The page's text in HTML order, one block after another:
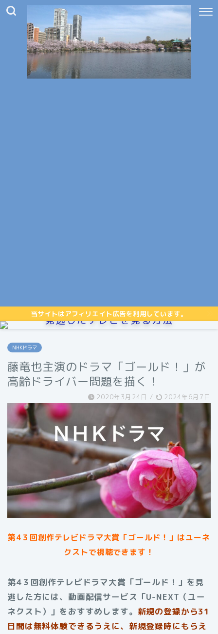
当サイトはアフィリエイト広告を利用しています。
見逃したテレビを見る方法
NHKドラマ
藤竜也主演のドラマ「ゴールド！」が
高齢ドライバー問題を描く！
2020年3月24日 / 2024年6月7日
第4３回創作テレビドラマ大賞「ゴールド！」はユーネ
クストで視聴できます！
第4３回創作テレビドラマ大賞「ゴールド！」を見
逃した方には、動画配信サービス「U-NEXT（ユー
ネクスト）」をおすすめします。 新規の登録から31
日間は無料体験できるうえに、新規登録時にもらえ